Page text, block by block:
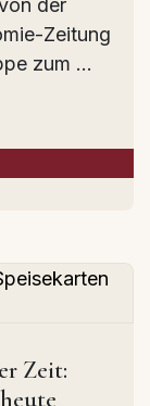
Zeitung
zum ...
Zeit: